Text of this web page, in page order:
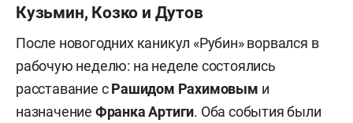
Кузьмин, Козко и Дутов
После новогодних каникул «Рубин» ворвался в
рабочую неделю: на неделе состоялись
расставание сРашидом Рахимовым и
назначение Франка Артиги. Оба события были